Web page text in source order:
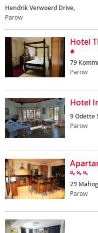
Hendrik Verwoerd Drive,
Parow
Hotel
79
Parow
Hotel
9 Odette
Parow
29
Parow